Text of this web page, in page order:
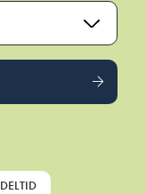
DELTID